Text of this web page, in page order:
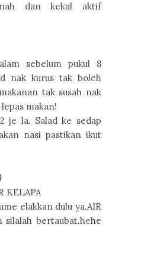
dan kekal aktif
sebelum pukul 8
nak kurus tak boleh
tak susah nak
makan!
je la. Salad ke sedap
nasi pastikan ikut
KELAPA
elakkan dulu ya.AIR
silalah bertaubat.hehe